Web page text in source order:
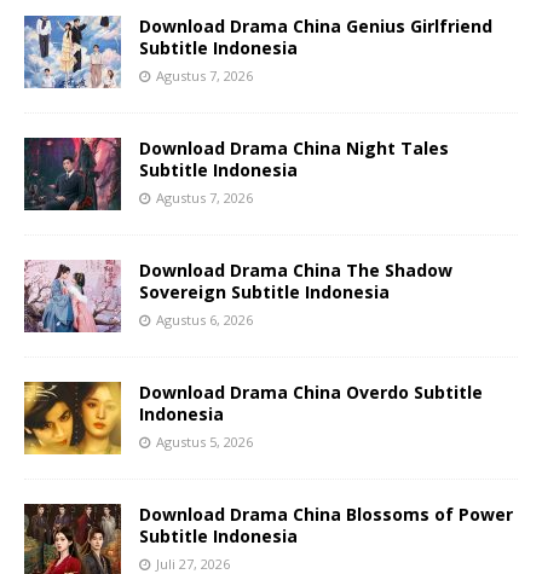
Download Drama China Genius Girlfriend
Subtitle Indonesia
Agustus 7, 2026
Download Drama China Night Tales
Subtitle Indonesia
Agustus 7, 2026
Download Drama China The Shadow
Sovereign Subtitle Indonesia
Agustus 6, 2026
Download Drama China Overdo Subtitle
Indonesia
Agustus 5, 2026
Download Drama China Blossoms of Power
Subtitle Indonesia
Juli 27, 2026